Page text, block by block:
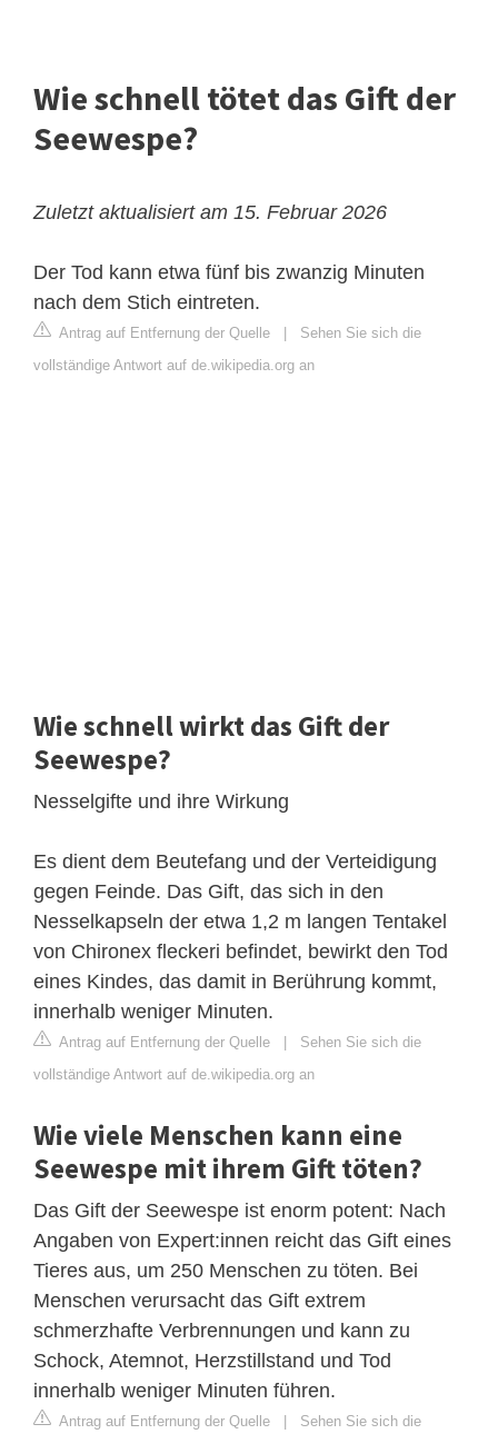
Wie schnell tötet das Gift der
Seewespe?
Zuletzt aktualisiert am 15. Februar 2026
Der Tod kann etwa fünf bis zwanzig Minuten
nach dem Stich eintreten.
Antrag auf Entfernung der Quelle
Sehen Sie sich die
vollständige Antwort auf de.wikipedia.org an
Wie schnell wirkt das Gift der
Seewespe?
Nesselgifte und ihre Wirkung
Es dient dem Beutefang und der Verteidigung
gegen Feinde. Das Gift, das sich in den
Nesselkapseln der etwa 1,2 m langen Tentakel
von Chironex fleckeri befindet, bewirkt den Tod
eines Kindes, das damit in Berührung kommt,
innerhalb weniger Minuten.
Antrag auf Entfernung der Quelle
Sehen Sie sich die
vollständige Antwort auf de.wikipedia.org an
Wie viele Menschen kann eine
Seewespe mit ihrem Gift töten?
Das Gift der Seewespe ist enorm potent: Nach
Angaben von Expert:innen reicht das Gift eines
Tieres aus, um 250 Menschen zu töten. Bei
Menschen verursacht das Gift extrem
schmerzhafte Verbrennungen und kann zu
Schock, Atemnot, Herzstillstand und Tod
innerhalb weniger Minuten führen.
Antrag auf Entfernung der Quelle
Sehen Sie sich die